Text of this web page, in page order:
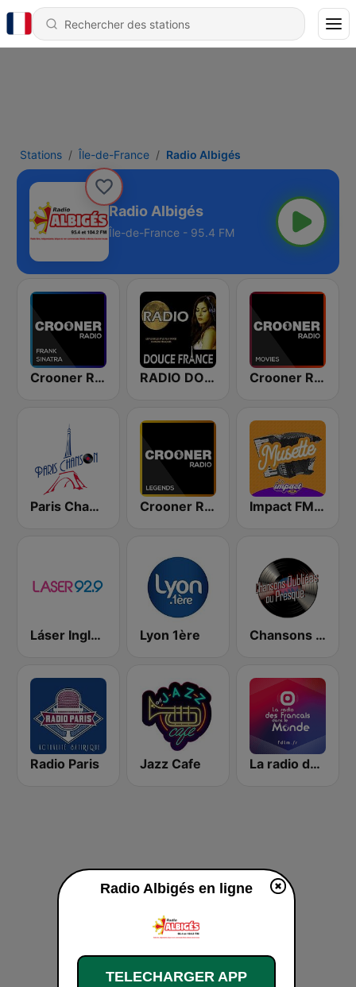
Stations Île-de-France Radio Albigés
Radio Albigés
Île-de-France - 95.4 FM
Crooner Radio Frank Sinatra RADIO DOUCE FRANCE Crooner Radio Movies
Paris Chanson Crooner Radio Legends Impact FM - Musette
Láser Inglés 92.9 Lyon 1ère Chansons Oubliées ou Presque
Radio Paris Jazz Cafe La radio des Français dans le monde
Radio Albigés en ligne
TELECHARGER APP